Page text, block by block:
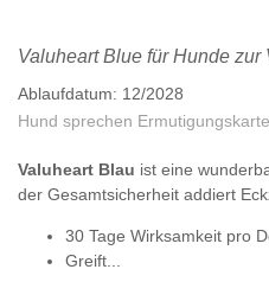
Valuheart Blue für Hunde
Ablaufdatum: 12/2028
Hund sprechen
Valuheart Blau ist eine
der Gesamtsicherheit addiert
30 Tage Wirksamkeit pro
Greift...